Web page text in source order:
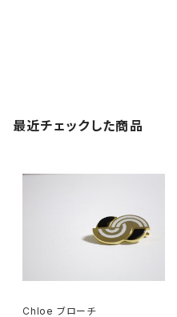
最近チェックした商品
Chloe ブローチ